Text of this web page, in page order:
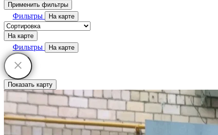
Применить фильтры
Фильтры На карте
На карте
Фильтры На карте
Показать карту